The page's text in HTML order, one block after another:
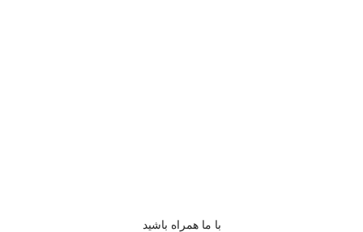
با ما همراه باشید